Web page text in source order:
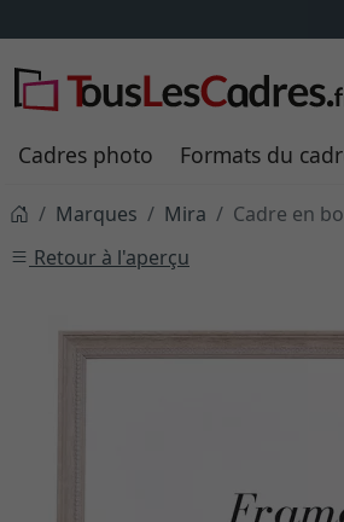
Cadres photo Formats du
Marques Mira
Cadre en
Retour à l'aperçu